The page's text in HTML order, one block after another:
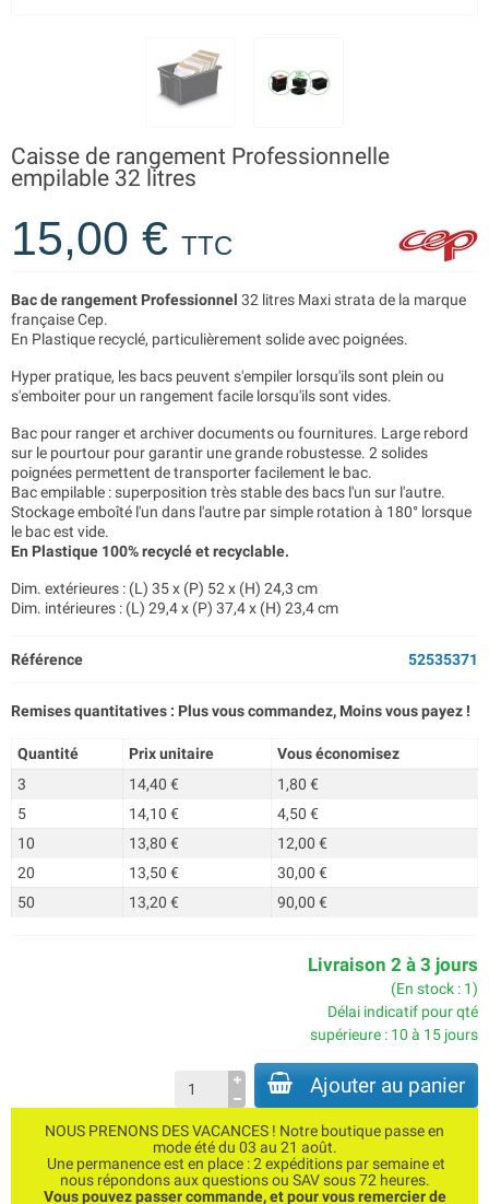
Caisse de rangement Professionnelle
empilable 32 litres
15,00 € TTC
Bac de rangement Professionnel 32 litres Maxi strata de la marque
française Cep.
En Plastique recyclé, particulièrement solide avec poignées.
Hyper pratique, les bacs peuvent s'empiler lorsqu'ils sont plein ou
s'emboiter pour un rangement facile lorsqu'ils sont vides.
Bac pour ranger et archiver documents ou fournitures. Large rebord
sur le pourtour pour garantir une grande robustesse. 2 solides
poignées permettent de transporter facilement le bac.
Bac empilable : superposition très stable des bacs l'un sur l'autre.
Stockage emboîté l'un dans l'autre par simple rotation à 180° lorsque
le bac est vide.
En Plastique 100% recyclé et recyclable.
Dim. extérieures : (L) 35 x (P) 52 x (H) 24,3 cm
Dim. intérieures : (L) 29,4 x (P) 37,4 x (H) 23,4 cm
Référence 52535371
Remises quantitatives : Plus vous commandez, Moins vous payez !
Quantité Prix unitaire
Vous économisez
3
14,40 €
1,80 €
5
14,10 €
4,50 €
10
13,80 €
12,00 €
20
13,50 €
30,00 €
50
13,20 € 90,00 €
Livraison 2 à 3 jours
(En stock : 1)
Délai indicatif pour qté
supérieure : 10 à 15 jours
Ajouter au panier
NOUS PRENONS DES VACANCES ! Notre boutique passe en
mode été du 03 au 21 août.
Une permanence est en place : 2 expéditions par semaine et
nous répondons aux questions ou SAV sous 72 heures.
Vous pouvez passer commande, et pour vous remercier de